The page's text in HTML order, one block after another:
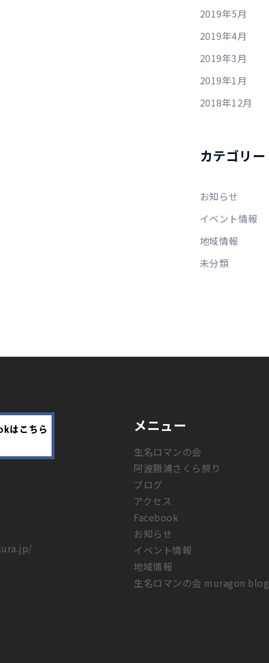
2019年5月
2019年4月
2019年3月
2019年1月
2018年12月
カテゴリー
お知らせ
イベント情報
地域情報
未分類
メニュー
生名ロマンの会
阿波勝浦さくら祭り
ブログ
アクセス
Facebook
お知らせ
イベント情報
地域情報
生名ロマンの会 muragon blog